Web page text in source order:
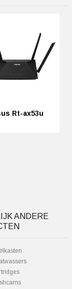
Rt-ax53u
ANDERE